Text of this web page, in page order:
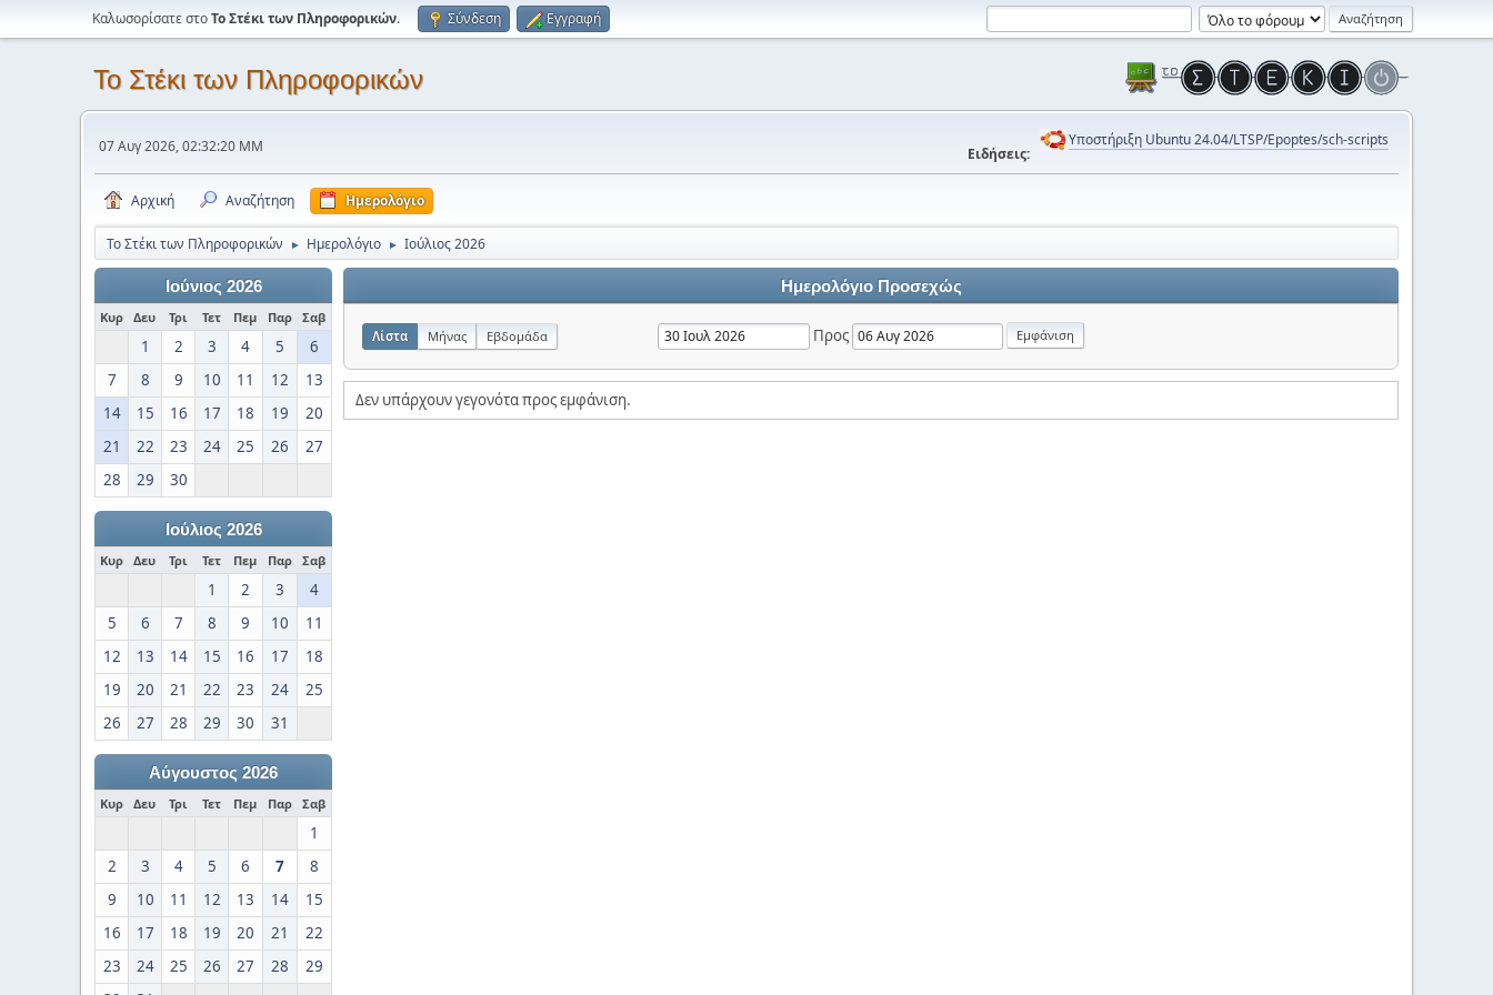
Καλωσορίσατε στοΤο Στέκι των Πληροφορικών. Σύνδεση Εγγραφή
Το Στέκι των Πληροφορικών
07 Αυγ 2026, 02:32:20 ΜΜ Ειδήσεις:
Υποστήριξη Ubuntu 24.04/LTSP/Epoptes/sch-scripts
Αρχική Αναζήτηση Ημερολόγιο
Το Στέκι των Πληροφορικών ► Ημερολόγιο ► Ιούλιος 2026
Ιούνιος 2026
Κυρ Δευ Τρι Τετ Πεμ Παρ Σαβ
1 2 3 4 5
6
7
8 9 10 11 12
13
14
15 16 17 18 19
20
21
22 23 24 25 26
27
28
29 30
Ιούλιος 2026
Κυρ Δευ Τρι Τετ Πεμ Παρ Σαβ
1 2 3
4
5
6 7 8 9 10
11
12
13 14 15 16 17
18
19
20 21 22 23 24
25
26
27 28 29 30 31
Αύγουστος 2026
Κυρ Δευ Τρι Τετ Πεμ Παρ Σαβ
1
2
3 4 5 6 7
8
9
10 11 12 13 14
15
16
17 18 19 20 21
22
23
24 25 26 27 28
29
Ημερολόγιο Προσεχώς
Λίστα Μήνας Εβδομάδα Προς
Δεν υπάρχουν γεγονότα προς εμφάνιση.